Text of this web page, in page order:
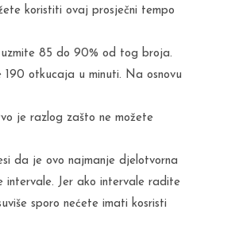
koristiti ovaj prosječni tempo
uzmite 85 do 90% od tog broja.
otkucaja u minuti. Na osnovu
je razlog zašto ne možete
da je ovo najmanje djelotvorna
intervale. Jer ako intervale radite
sporo nećete imati kosristi